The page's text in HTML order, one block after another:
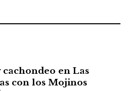
cachondeo en Las
con los Mojinos